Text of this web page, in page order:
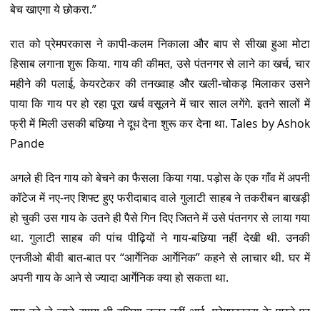
बेच खाएगा ये छोकरा.”
रात को प्रेमपरकास ने कापी-कलम निकाला और बाप से सीखा हुआ मोटा
हिसाब लगाना शुरू किया. गाय की कीमत, उसे पंतनगर से लाने का खर्च, चार
महीने की पलाई, केयरटेकर की तनख्वाह और खली-चोकड़ मिलाकर उसने
पाया कि गाय पर हो रहा पूरा खर्च वसूलने में चार साल लगेंगे. इतने सालों में
फ्री में मिली उसकी बछिया ने दूध देना शुरू कर देना था. Tales by Ashok
Pande
अगले ही दिन गाय को बेचने का फैसला किया गया. पड़ोस के एक गाँव में अपनी
कॉटेज में नए-नए शिफ्ट हुए फरीदाबाद वाले गुलाटी साहब ने तकरीबन बाखड़ी
हो चुकी उस गाय के उतने ही पैसे गिन दिए जितने में उसे पंतनगर से लाया गया
था. गुलाटी साहब की पांच पीढ़ियों ने गाय-बछिया नहीं देखी थी. उनकी
एनजीओ बीवी बात-बात पर “आर्गेनिक आर्गेनिक” कहने से लाचार थी. घर में
अपनी गाय के आने से ज्यादा आर्गेनिक क्या हो सकता था.